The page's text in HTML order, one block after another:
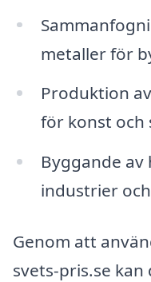
metaller för
Produktion
för konst och
Byggande
industrier
Genom att
svets-pris.se